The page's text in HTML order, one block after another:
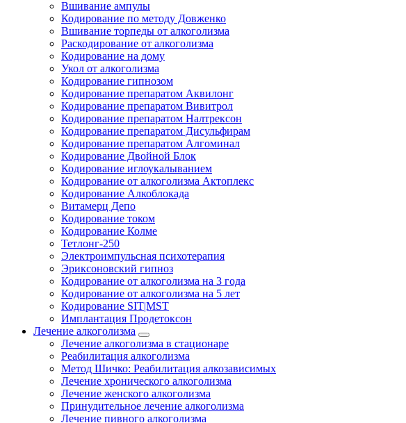
Вшивание ампулы
Кодирование по методу Довженко
Вшивание торпеды от алкоголизма
Раскодирование от алкоголизма
Кодирование на дому
Укол от алкоголизма
Кодирование гипнозом
Кодирование препаратом Аквилонг
Кодирование препаратом Вивитрол
Кодирование препаратом Налтрексон
Кодирование препаратом Дисульфирам
Кодирование препаратом Алгоминал
Кодирование Двойной Блок
Кодирование иглоукалыванием
Кодирование от алкоголизма Актоплекс
Кодирование Алкоблокада
Витамерц Депо
Кодирование током
Кодирование Колме
Тетлонг-250
Электроимпульсная психотерапия
Эриксоновский гипноз
Кодирование от алкоголизма на 3 года
Кодирование от алкоголизма на 5 лет
Кодирование SIT|MST
Имплантация Продетоксон
Лечение алкоголизма
Лечение алкоголизма в стационаре
Реабилитация алкоголизма
Метод Шичко: Реабилитация алкозависимых
Лечение хронического алкоголизма
Лечение женского алкоголизма
Принудительное лечение алкоголизма
Лечение пивного алкоголизма